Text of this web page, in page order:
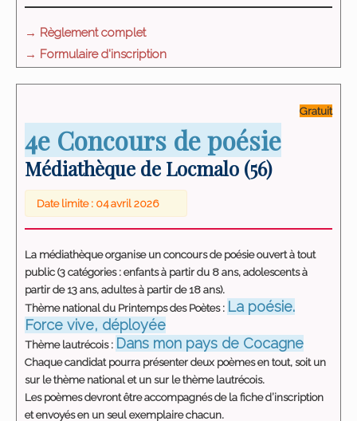
→ Règlement complet
→ Formulaire d'inscription
Gratuit
4e Concours de poésie
Médiathèque de Locmalo (56)
Date limite : 04 avril 2026
La médiathèque organise un concours de poésie ouvert à tout
public (3 catégories : enfants à partir du 8 ans, adolescents à
partir de 13 ans, adultes à partir de 18 ans).
Thème national du Printemps des Poètes : La poésie.
Force vive, déployée
Thème lautrécois : Dans mon pays de Cocagne
Chaque candidat pourra présenter deux poèmes en tout, soit un
sur le thème national et un sur le thème lautrécois.
Les poèmes devront être accompagnés de la fiche d’inscription
et envoyés en un seul exemplaire chacun.